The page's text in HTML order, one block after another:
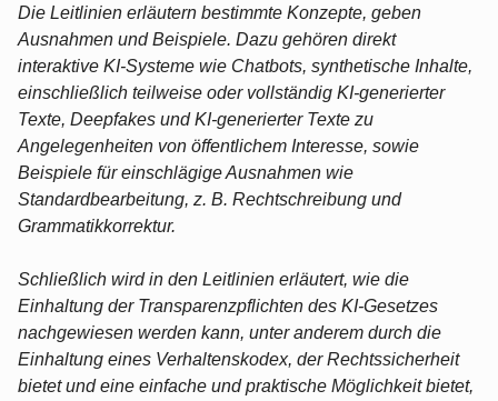
Die Leitlinien erläutern bestimmte Konzepte, geben
Ausnahmen und Beispiele. Dazu gehören direkt
interaktive KI-Systeme wie Chatbots, synthetische Inhalte,
einschließlich teilweise oder vollständig KI-generierter
Texte, Deepfakes und KI-generierter Texte zu
Angelegenheiten von öffentlichem Interesse, sowie
Beispiele für einschlägige Ausnahmen wie
Standardbearbeitung, z. B. Rechtschreibung und
Grammatikkorrektur.
Schließlich wird in den Leitlinien erläutert, wie die
Einhaltung der Transparenzpflichten des KI-Gesetzes
nachgewiesen werden kann, unter anderem durch die
Einhaltung eines Verhaltenskodex, der Rechtssicherheit
bietet und eine einfache und praktische Möglichkeit bietet,